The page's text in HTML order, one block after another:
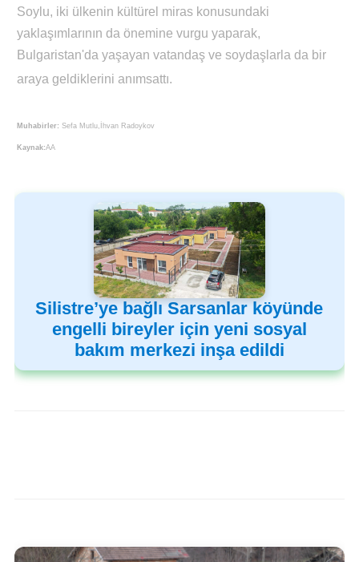
Soylu, iki ülkenin kültürel miras konusundaki
yaklaşımlarının da önemine vurgu yaparak,
Bulgaristan'da yaşayan vatandaş ve soydaşlarla da bir
araya geldiklerini anımsattı.
Muhabirler: Sefa Mutlu,İhvan Radoykov
Kaynak:AA
Silistre’ye bağlı Sarsanlar köyünde
engelli bireyler için yeni sosyal
bakım merkezi inşa edildi